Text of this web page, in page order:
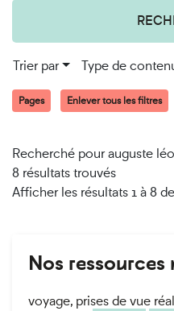
Trier par Type de
Pages Enlever tous les filtres
Recherché pour auguste
8 résultats trouvés
Afficher les résultats 1 à 8
Nos ressources
voyage, prises de vue